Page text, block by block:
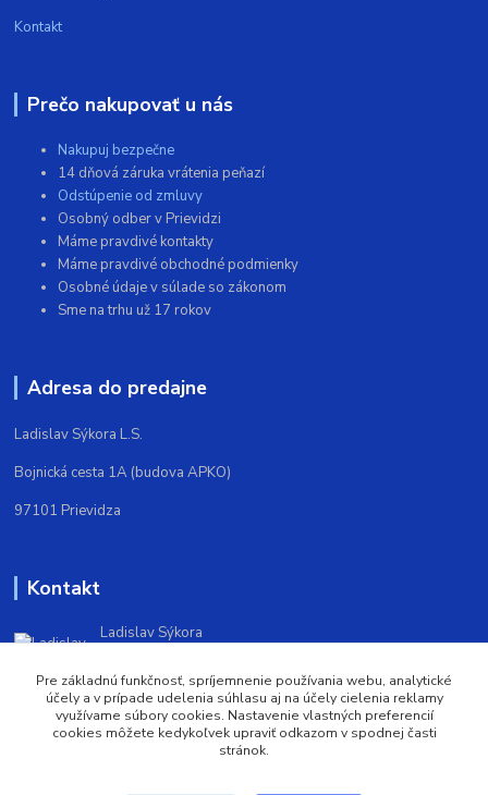
Kontakt
Prečo nakupovať u nás
Nakupuj bezpečne
14 dňová záruka vrátenia peňazí
Odstúpenie od zmluvy
Osobný odber v Prievidzi
Máme pravdivé kontakty
Máme pravdivé obchodné podmienky
Osobné údaje v súlade so zákonom
Sme na trhu už 17 rokov
Adresa do predajne
Ladislav Sýkora L.S.
Bojnická cesta 1A (budova APKO)
97101 Prievidza
Kontakt
Ladislav Sýkora
(Po-Pi 9,00-16,00)
trickoshop@trickoshop.sk
Pre základnú funkčnosť, spríjemnenie používania webu, analytické
účely a v prípade udelenia súhlasu aj na účely cielenia reklamy
využívame súbory cookies. Nastavenie vlastných preferencií
cookies môžete kedykoľvek upraviť odkazom v spodnej časti
stránok.